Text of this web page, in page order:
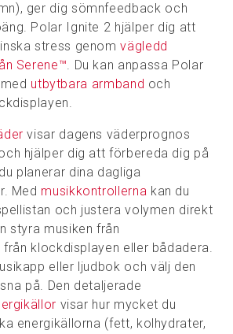
ger dig sömnfeedback och
Polar Ignite 2 hjälper dig att
stress genomvägledd
Serene™. Du kan anpassa Polar
utbytbara armband och
visar dagens väderprognos
hjälper dig att förbereda dig på
planerar dina dagliga
Med musikkontrollerna kan du
och justera volymen direkt
styra musiken från
från klockdisplayen eller bådadera.
eller ljudbok och välj den
på. Den detaljerade
visar hur mycket du
energikällorna (fett, kolhydrater,